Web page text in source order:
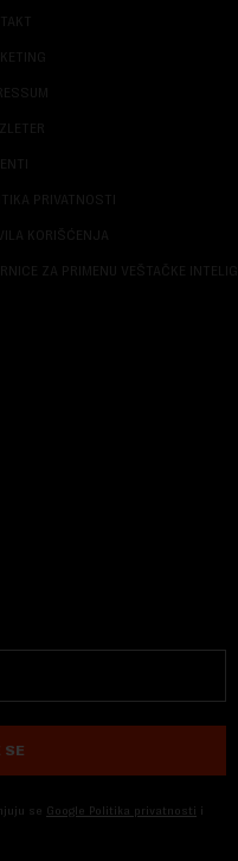
PRIVATNOSTI
KORIŠĆENJA
ZA PRIMENU VEŠTAČKE
SE
se Google Politika privatnosti i